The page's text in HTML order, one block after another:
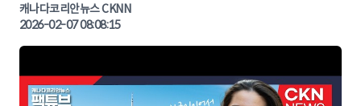
다뉴스 | CKNNEWS, 캐나다코리안뉴스
캐나다코리안뉴스 CKNN
2026-02-07 08:08:15